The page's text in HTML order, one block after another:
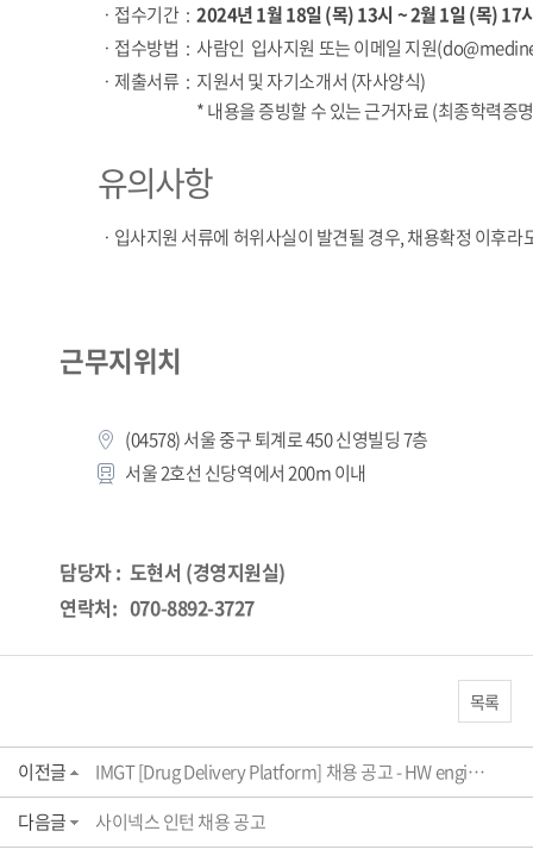
ㆍ 접수기간 : 2024년 1월 18일 (목) 13시 ~ 2월 1일 (목) 17
ㆍ 접수방법 : 사람인 입사지원 또는 이메일 지원(
ㆍ 제출서류 : 지원서 및 자기소개서 (자사양식)
* 내용을 증빙할 수 있는 근거자료 (최종학력증
유의사항
ㆍ입사지원 서류에 허위사실이 발견될 경우, 채용확정 이후
근무지위치
(04578) 서울 중구 퇴계로 450 신영빌딩 7층
서울 2호선 신당역에서 200m 이내
담당자 : 도현서 (경영지원실)
연락처: 070-8892-3727
목록
이전글
IMGT [Drug Delivery Platform] 채용 공고 - HW engineer
다음글
사이넥스 인턴 채용 공고